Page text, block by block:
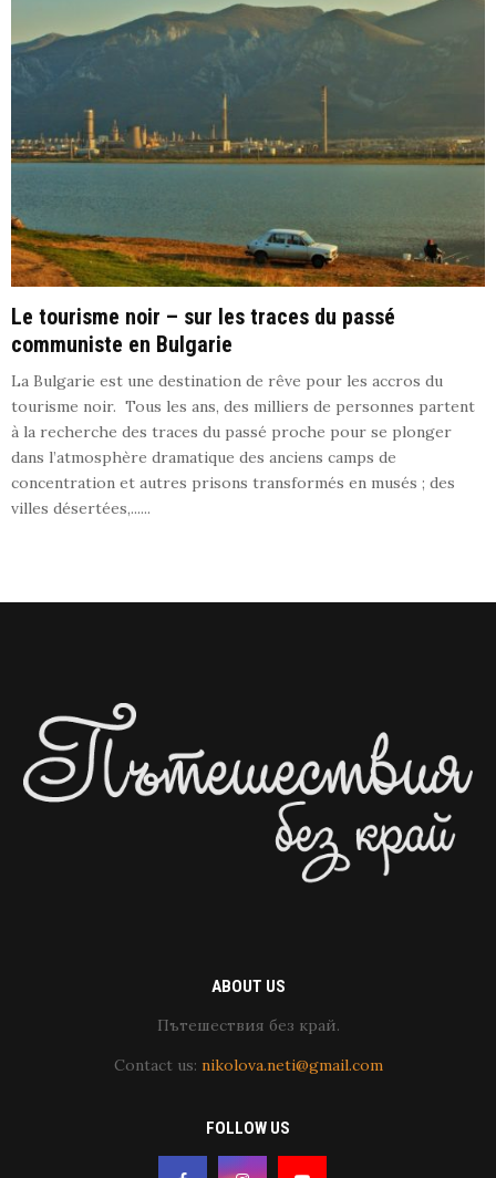
Le tourisme noir – sur les traces du passé
communiste en Bulgarie
La Bulgarie est une destination de rêve pour les accros du
tourisme noir. Tous les ans, des milliers de personnes partent
à la recherche des traces du passé proche pour se plonger
dans l’atmosphère dramatique des anciens camps de
concentration et autres prisons transformés en musés ; des
villes désertées,......
ABOUT US
Пътешествия без край.
Contact us: nikolova.neti@gmail.com
FOLLOW US